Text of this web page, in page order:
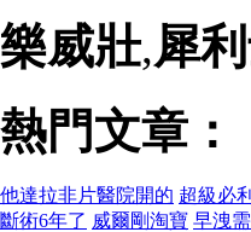
樂威壯,犀
熱門文章：
他達拉非片醫院開的 超級必
斷術6年了 威爾剛淘寶 早洩